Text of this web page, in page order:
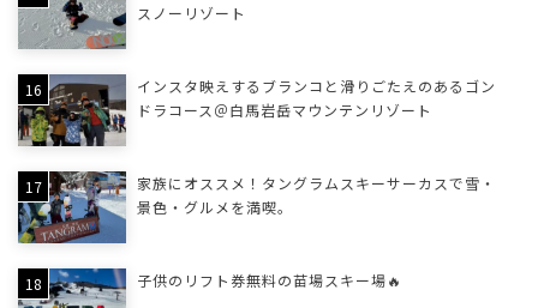
スノーリゾート
インスタ映えするブランコと滑りごたえのあるゴン
ドラコース＠白馬岩岳マウンテンリゾート
家族にオススメ！タングラムスキーサーカスで雪・
景色・グルメを満喫。
子供のリフト券無料の苗場スキー場🔥